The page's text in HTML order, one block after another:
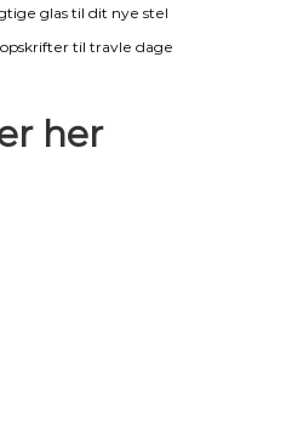
glas til dit nye stel
til travle dage
her